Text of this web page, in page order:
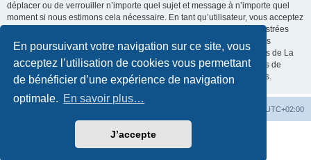
En poursuivant votre navigation sur ce site, vous
acceptez l’utilisation de cookies vous permettant
de bénéficier d’une expérience de navigation
optimale. En savoir plus…
J’accepte
déplacer ou de verrouiller n’importe quel sujet et message à n’importe quel
moment si nous estimons cela nécessaire. En tant qu’utilisateur, vous acceptez
que toutes les informations que vous avez renseignées soient enregistrées
dans notre base de données. Bien que ces informations ne seront pas
diffusées à une tierce partie sans votre consentement, ni « Les Salons de La
Cour », ni phpBB, ne pourront être tenus comme responsables en cas de
tentative de piratage informatique visant à compromettre vos données.
UTC+02:00
phpBB® Forum Software © phpBB Limited
©